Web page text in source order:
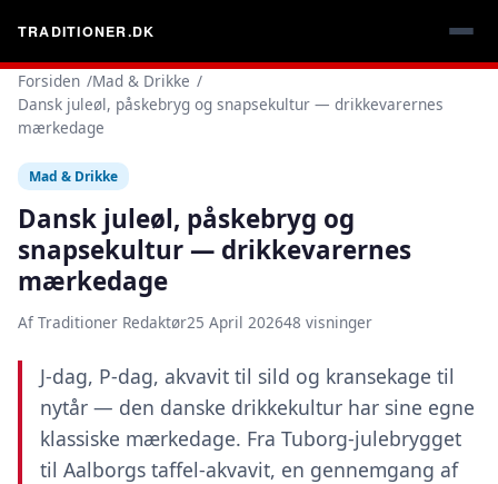
TRADITIONER.DK
Forsiden
Mad & Drikke
Dansk juleøl, påskebryg og snapsekultur — drikkevarernes
mærkedage
Mad & Drikke
Dansk juleøl, påskebryg og
snapsekultur — drikkevarernes
mærkedage
Af Traditioner Redaktør25 April 202648 visninger
J-dag, P-dag, akvavit til sild og kransekage til
nytår — den danske drikkekultur har sine egne
klassiske mærkedage. Fra Tuborg-julebrygget
til Aalborgs taffel-akvavit, en gennemgang af